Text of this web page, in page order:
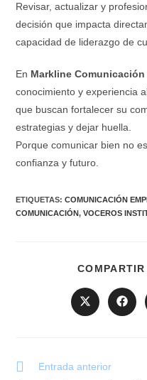
Revisar, actualizar y
decisión que impacta
capacidad de liderazgo de
En Markline
conocimiento y experiencia
que buscan fortalecer su
estrategias y dejar huella.
Porque comunicar bien no
confianza y futuro.
ETIQUETAS:COMUNICACIÓN
COMUNICACIÓN, VOCEROS
Entrada anterior